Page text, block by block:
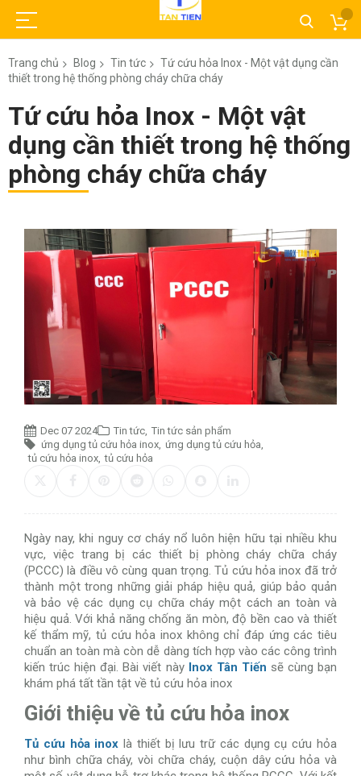
Trang chủ Blog Tin tức
Tứ cứu hỏa Inox - Một vật dụng cần
thiết trong hệ thống phòng cháy chữa cháy
Tứ cứu hỏa Inox - Một vật
dụng cần thiết trong hệ thống
phòng cháy chữa cháy
Dec 07 2024 Tin tức, Tin tức sản phẩm
ứng dụng tủ cứu hỏa inox, ứng dụng tủ cứu hỏa,
tủ cứu hỏa inox, tủ cứu hỏa
Ngày nay, khi nguy cơ cháy nổ luôn hiện hữu tại nhiều khu
vực, việc trang bị các thiết bị phòng cháy chữa cháy
(PCCC) là điều vô cùng quan trọng. Tủ cứu hỏa inox đã trở
thành một trong những giải pháp hiệu quả, giúp bảo quản
và bảo vệ các dụng cụ chữa cháy một cách an toàn và
hiệu quả. Với khả năng chống ăn mòn, độ bền cao và thiết
kế thẩm mỹ, tủ cứu hỏa inox không chỉ đáp ứng các tiêu
chuẩn an toàn mà còn dễ dàng tích hợp vào các công trình
kiến trúc hiện đại. Bài viết này Inox Tân Tiến sẽ cùng bạn
khám phá tất tần tật về tủ cứu hỏa inox
Giới thiệu về tủ cứu hỏa inox
Tủ cứu hỏa inox là thiết bị lưu trữ các dụng cụ cứu hỏa
như bình chữa cháy, vòi chữa cháy, cuộn dây cứu hỏa và